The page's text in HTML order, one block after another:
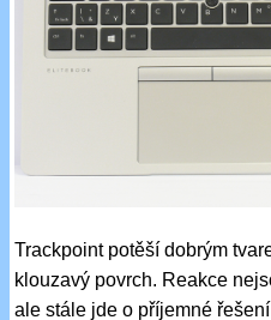
Trackpoint potěší dobrým
klouzavý povrch. Reakce
ale stále jde o příjemné